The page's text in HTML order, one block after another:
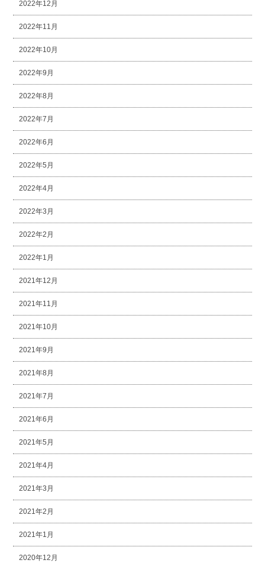
2022年12月
2022年11月
2022年10月
2022年9月
2022年8月
2022年7月
2022年6月
2022年5月
2022年4月
2022年3月
2022年2月
2022年1月
2021年12月
2021年11月
2021年10月
2021年9月
2021年8月
2021年7月
2021年6月
2021年5月
2021年4月
2021年3月
2021年2月
2021年1月
2020年12月